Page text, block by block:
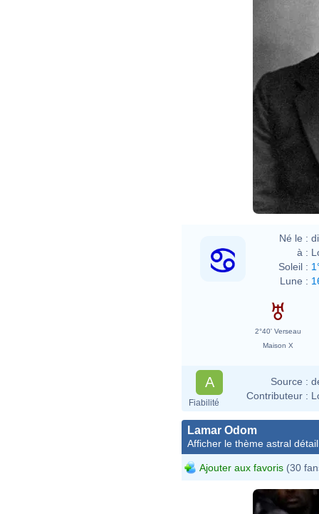
Né le :
à :
Soleil :
Lune :
2°40' Verseau
Maison X
A
Fiabilité
Source :
Contributeur :
Lamar Odom
Afficher le thème astral
Ajouter aux favoris (30